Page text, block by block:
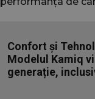
Confort și
Modelul Kamiq
generație,